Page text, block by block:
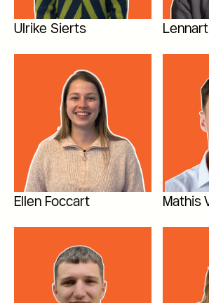
Ulrike Sierts
Ellen Foccart Mathis